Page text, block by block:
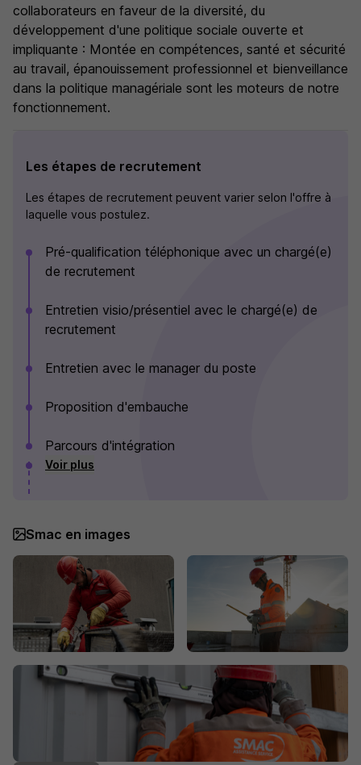
collaborateurs en faveur de la diversité, du
développement d'une politique sociale ouverte et
impliquante : Montée en compétences, santé et sécurité
au travail, épanouissement professionnel et bienveillance
dans la politique managériale sont les moteurs de notre
fonctionnement.
Les étapes de recrutement
Les étapes de recrutement peuvent varier selon l'offre à
laquelle vous postulez.
Pré-qualification téléphonique avec un chargé(e)
de recrutement
Entretien visio/présentiel avec le chargé(e) de
recrutement
Entretien avec le manager du poste
Proposition d'embauche
Parcours d'intégration
Voir plus
Smac en images